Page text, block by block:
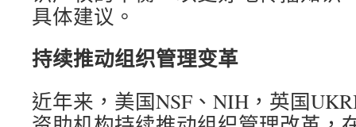
具体建议。
持续推动组织管理变革
近年来，美国NSF、NIH，英国